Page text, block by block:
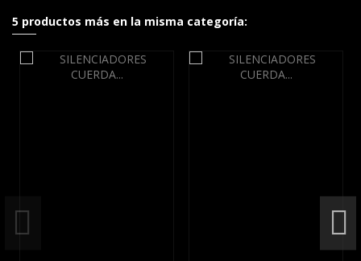
5 productos más en la misma categoría: